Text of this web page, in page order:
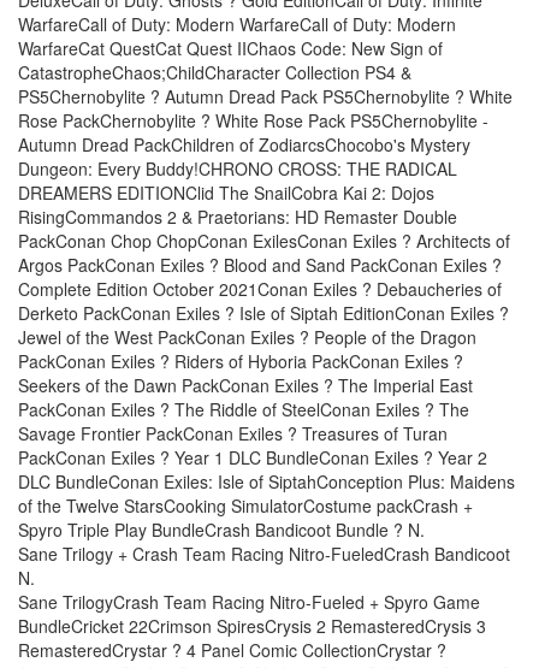
WarfareCall of Duty: Modern WarfareCall of Duty: Modern
WarfareCat QuestCat Quest IIChaos Code: New Sign of
CatastropheChaos;ChildCharacter Collection PS4 &
PS5Chernobylite ? Autumn Dread Pack PS5Chernobylite ? White
Rose PackChernobylite ? White Rose Pack PS5Chernobylite -
Autumn Dread PackChildren of ZodiarcsChocobo's Mystery
Dungeon: Every Buddy!CHRONO CROSS: THE RADICAL
DREAMERS EDITIONClid The SnailCobra Kai 2: Dojos
RisingCommandos 2 & Praetorians: HD Remaster Double
PackConan Chop ChopConan ExilesConan Exiles ? Architects of
Argos PackConan Exiles ? Blood and Sand PackConan Exiles ?
Complete Edition October 2021Conan Exiles ? Debaucheries of
Derketo PackConan Exiles ? Isle of Siptah EditionConan Exiles ?
Jewel of the West PackConan Exiles ? People of the Dragon
PackConan Exiles ? Riders of Hyboria PackConan Exiles ?
Seekers of the Dawn PackConan Exiles ? The Imperial East
PackConan Exiles ? The Riddle of SteelConan Exiles ? The
Savage Frontier PackConan Exiles ? Treasures of Turan
PackConan Exiles ? Year 1 DLC BundleConan Exiles ? Year 2
DLC BundleConan Exiles: Isle of SiptahConception Plus: Maidens
of the Twelve StarsCooking SimulatorCostume packCrash +
Spyro Triple Play BundleCrash Bandicoot Bundle ? N.
Sane Trilogy + Crash Team Racing Nitro-FueledCrash Bandicoot
N.
Sane TrilogyCrash Team Racing Nitro-Fueled + Spyro Game
BundleCricket 22Crimson SpiresCrysis 2 RemasteredCrysis 3
RemasteredCrystar ? 4 Panel Comic CollectionCrystar ?